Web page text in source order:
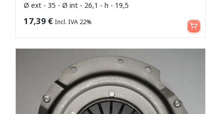
Ø ext - 35 - Ø int - 26,1 - h - 19,5
17,39 € Incl. IVA 22% Aggiungi al carrello